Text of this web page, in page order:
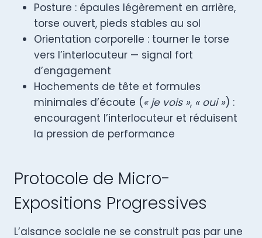
Posture : épaules légèrement en arrière,
torse ouvert, pieds stables au sol
Orientation corporelle : tourner le torse
vers l’interlocuteur — signal fort
d’engagement
Hochements de tête et formules
minimales d’écoute (« je vois », « oui ») :
encouragent l’interlocuteur et réduisent
la pression de performance
Protocole de Micro-
Expositions Progressives
L’aisance sociale ne se construit pas par une